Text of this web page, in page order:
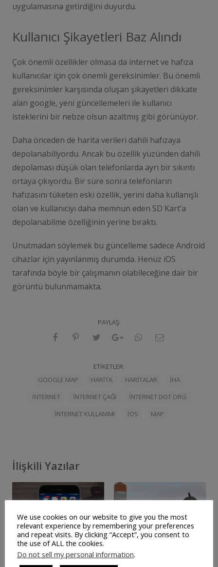
uygulamasına getirdiğini duyurdu.
Kullanıcı Şikayetleri Baz Alındı
Çok önemli özellikler olmasa da internet ve hafıza
kullanıcılar için çok önemli gereksinimler. Bu önemli
gereksinimler karşısında oluşan şikayetleri dikkate
alan google, yeni güncellemeleri ile kullanıcı
isteklerini bir nebze olsun azaltmış gibi görünüyor.
Daha önceden de harita verileri dahili hafızaya
depolanabiliyordu. Ancak bu özellik yüzünden dahili
depolaması düşük olan telefonlarda ayrı bir sıkıntı
ortaya çıkıyordu. Bir süre sonra telefonların
hafızasını tüketen eski özellik, yerini daha kullanışlı
olan ve kullanıcıyı daha memnun eden SD Kart’a
depolanabilme özelliğinin yerine bıraktı.
Unutmadan söylemek bu güncelleme sadece Android
cihazlar için yayınlanmış durumda. Henüz iOS
tarafında böyle bir çalışmanın olabileceğine dair bir
görüntü bulunmamakta.
PAYLAŞ:
ETIKETLER:
GOOGLE MAP
HARITA HARITALAR
IHA
INTERNET
INTERNET ÇAĞI
INTERNET DOT ORG
INTERNET KULLANIMI
IOS MAP
İlişkili Yazılar
We use cookies on our website to give you the most
relevant experience by remembering your preferences
and repeat visits. By clicking “Accept”, you consent to
the use of ALL the cookies.
Do not sell my personal information.